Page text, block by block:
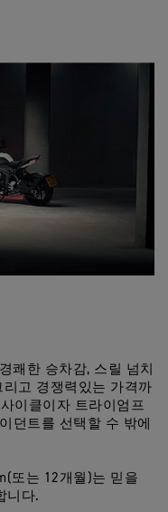
쾌한 승차감, 스릴 넘치
고 경쟁력있는 가격까
이클이자 트라이엄프
던트를 선택할 수 밖에
또는 12개월)는 믿을
니다.